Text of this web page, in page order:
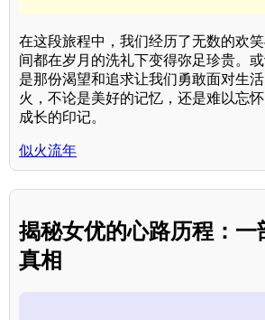
在这段旅程中，我们经历了无数的欢
间都在岁月的洗礼下变得弥足珍贵。
是那份渴望和追求让我们勇敢面对生
火，不论是美好的记忆，还是难以忘
成长的印记。
似火流年
揭秘女优的心路历程：一
真相